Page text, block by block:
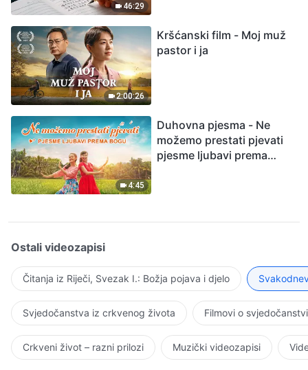
46:29
2:00:26
Kršćanski film - Moj muž
pastor i ja
4:45
Duhovna pjesma - Ne
možemo prestati pjevati
pjesme ljubavi prema
Ostali videozapisi
Čitanja iz Riječi, Svezak I.: Božja pojava i djelo
Svjedočanstva iz crkvenog života Filmovi o
Crkveni život – razni prilozi Muzički videozapisi